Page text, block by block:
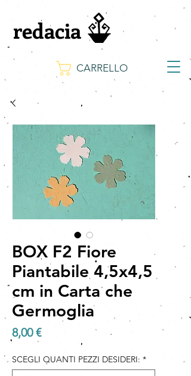
CARRELLO
redacia
BOX F2 Fiore
Piantabile 4,5x4,5
cm in Carta che
Germoglia
8,00 €Prezzo
SCEGLI QUANTI PEZZI DESIDERI: *